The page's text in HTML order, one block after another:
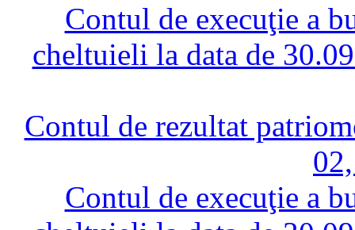
Contul de execuţie a
cheltuieli la data de
Contul de rezultat
Contul de execuţie a